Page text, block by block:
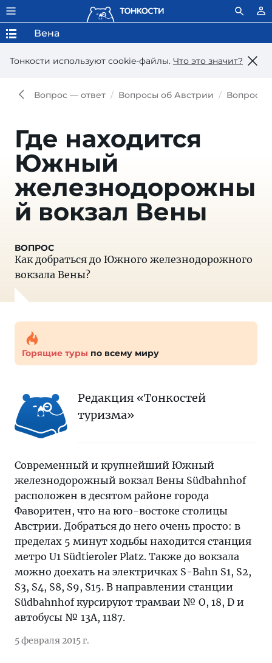
Тонкости используют сookie-файлы. Что это значит?
Вена
Вопрос — ответ Вопросы об Австрии Вопросы
Где находится
Южный
железнодорожны
й вокзал Вены
Как добраться до Южного железнодорожного
вокзала Вены?
Горящие туры по всему миру
Редакция «Тонкостей
туризма»
Современный и крупнейший Южный
железнодорожный вокзал Вены Südbahnhof
расположен в десятом районе города
Фаворитен, что на юго-востоке столицы
Австрии. Добраться до него очень просто: в
пределах 5 минут ходьбы находится станция
метро U1 Südtieroler Platz. Также до вокзала
можно доехать на электричках S-Bahn S1, S2,
S3, S4, S8, S9, S15. В направлении станции
Südbahnhof курсируют трамваи № O, 18, D и
автобусы № 13A, 1187.
5 февраля 2015 г.